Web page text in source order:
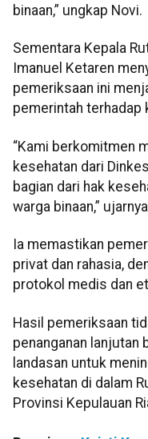
binaan,” ungkap Novi.
Sementara Kepala
Imanuel Ketaren
pemeriksaan ini
pemerintah terhadap
“Kami berkomitmen
kesehatan dari
bagian dari hak
warga binaan,”
Ia memastikan
privat dan rahasia,
protokol medis dan
Hasil pemeriksaan
penanganan lanjutan
landasan untuk
kesehatan di dalam
Provinsi Kepulauan